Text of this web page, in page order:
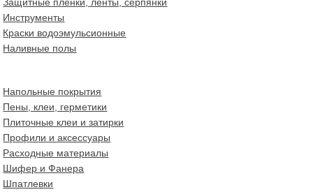
Инструменты
Краски водоэмульсионные
Наливные полы
Напольные покрытия
Пены, клеи, герметики
Плиточные клеи и затирки
Профили и аксессуары
Расходные материалы
Шифер и Фанера
Шпатлевки